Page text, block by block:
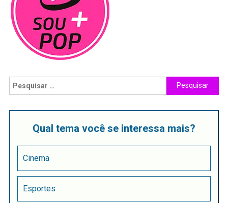
Qual tema você se interessa mais?
Cinema
Esportes